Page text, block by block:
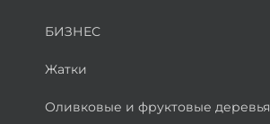
БИЗНЕС
Жатки
Оливковые и фруктовые деревья